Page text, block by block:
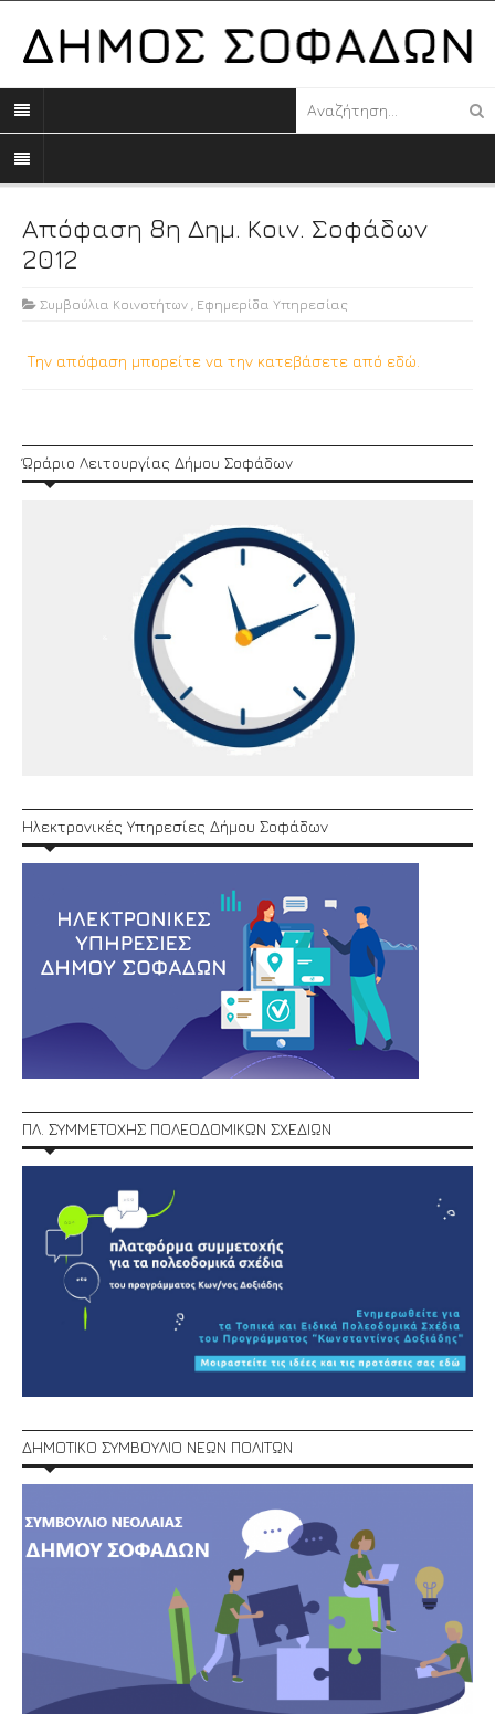
Απόφαση 8η Δημ. Κοιν. Σοφάδων
2012
Συμβούλια Κοινοτήτων Εφημερίδα Υπηρεσίας
Την απόφαση μπορείτε να την κατεβάσετε από εδώ.
Ώράριο Λειτουργίας Δήμου Σοφάδων
Ηλεκτρονικές Υπηρεσίες Δήμου Σοφάδων
ΠΛ. ΣΥΜΜΕΤΟΧΗΣ ΠΟΛΕΟΔΟΜΙΚΩΝ ΣΧΕΔΙΩΝ
ΔΗΜΟΤΙΚΟ ΣΥΜΒΟΥΛΙΟ ΝΕΩΝ ΠΟΛΙΤΩΝ